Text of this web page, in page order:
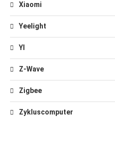
Xiaomi
Yeelight
YI
Z-Wave
Zigbee
Zykluscomputer